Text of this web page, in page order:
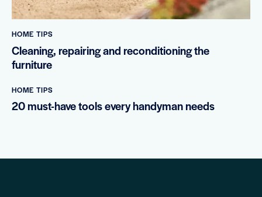
HOME TIPS
Cleaning, repairing and reconditioning the
furniture
HOME TIPS
20 must-have tools every handyman needs